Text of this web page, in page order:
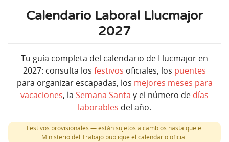
Calendario Laboral Llucmajor
2027
Tu guía completa del calendario de Llucmajor en
2027: consulta los festivos oficiales, los puentes
para organizar escapadas, los mejores meses para
vacaciones, la Semana Santa y el número de días
laborables del año.
Festivos provisionales — están sujetos a cambios hasta que el
Ministerio del Trabajo publique el calendario oficial.